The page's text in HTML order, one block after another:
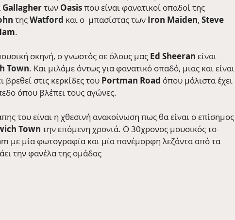
Gallagher των Oasis που είναι φανατικοί οπαδοί της
της Watford και ο  μπασίστας των Iron Maiden, Steve
.
σκηνή, ο γνωστός σε όλους μας Ed Sheeran είναι
Town. Και μιλάμε όντως για φανατικό οπαδό, μιας και είναι
στις κερκίδες του Portman Road όπου μάλιστα έχει
όπου βλέπει τους αγώνες.
του είναι η χθεσινή ανακοίνωση πως θα είναι ο επίσημος
Town την επόμενη χρονιά. Ο 30χρονος μουσικός το
με μία φωτογραφία και μία πανέμορφη λεζάντα από τα
την φανέλα της ομάδας